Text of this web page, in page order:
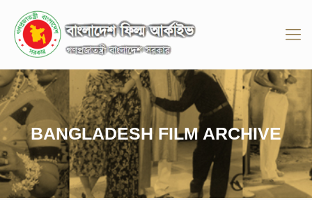
BANGLADESH FILM ARCHIVE